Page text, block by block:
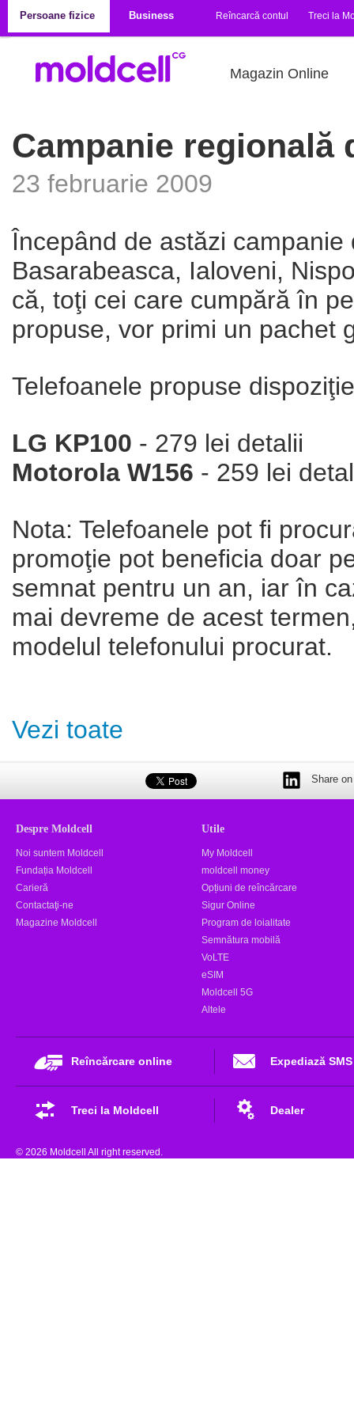
Persoane fizice
Business Reîncarcă contul Treci la
Magazin Online
Campanie regională
23 februarie 2009
Începând de astăzi
Basarabeasca, Ialoveni,
că, toţi cei care cumpără în
propuse, vor primi un pachet
Telefoanele propuse
LG KP100 - 279 lei detalii
Motorola W156 - 259 lei
Nota: Telefoanele pot fi
promoţie pot beneficia doar
semnat pentru un an, iar în
mai devreme de acest
modelul telefonului procurat.
Vezi toate
Share
Despre Moldcell
Noi suntem Moldcell
Fundația Moldcell
Carieră
Contactaţi-ne
Magazine Moldcell
Utile
My Moldcell
moldcell money
Opțiuni de reîncărcare
Sigur Online
Program de loialitate
Semnătura mobilă
VoLTE
eSIM
Moldcell 5G
Altele
Reîncărcare online Expediază SMS
Treci la Moldcell Dealer
© 2026 Moldcell All right reserved.